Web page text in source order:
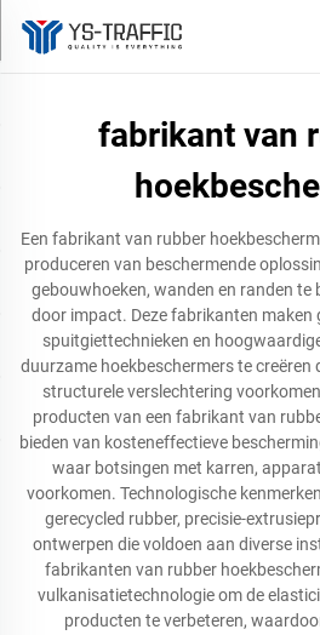
fabrikant van
Een fabrikant van rubber
produceren van beschermende
gebouwhoeken, wanden en randen te
door impact. Deze fabrikanten maken
spuitgiettechnieken en
duurzame hoekbeschermers te creëren
structurele verslechtering
producten van een fabrikant van
bieden van kosteneffectieve
waar botsingen met karren,
voorkomen. Technologische
gerecycled rubber, precisie-
ontwerpen die voldoen aan diverse
fabrikanten van rubber
vulkanisatietechnologie om de
producten te verbeteren,